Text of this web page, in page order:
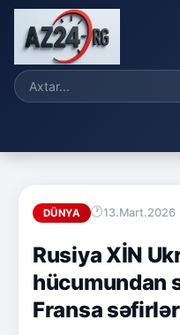
DÜNYA 13.Mart.2026
Rusiya XİN
hücumundan
Fransa